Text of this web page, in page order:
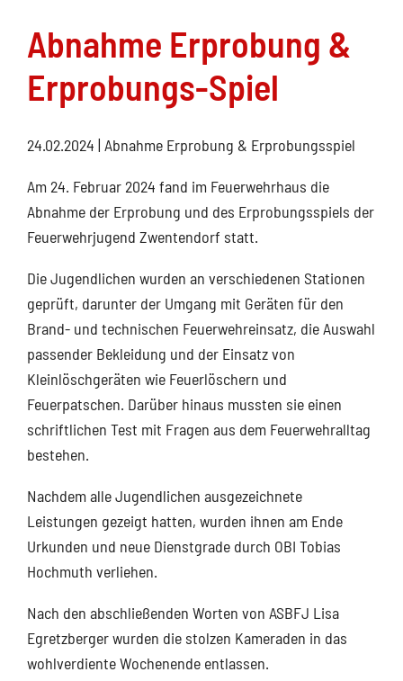
Abnahme Erprobung &
Erprobungs-Spiel
24.02.2024 | Abnahme Erprobung & Erprobungsspiel
Am 24. Februar 2024 fand im Feuerwehrhaus die
Abnahme der Erprobung und des Erprobungsspiels der
Feuerwehrjugend Zwentendorf statt.
Die Jugendlichen wurden an verschiedenen Stationen
geprüft, darunter der Umgang mit Geräten für den
Brand- und technischen Feuerwehreinsatz, die Auswahl
passender Bekleidung und der Einsatz von
Kleinlöschgeräten wie Feuerlöschern und
Feuerpatschen. Darüber hinaus mussten sie einen
schriftlichen Test mit Fragen aus dem Feuerwehralltag
bestehen.
Nachdem alle Jugendlichen ausgezeichnete
Leistungen gezeigt hatten, wurden ihnen am Ende
Urkunden und neue Dienstgrade durch OBI Tobias
Hochmuth verliehen.
Nach den abschließenden Worten von ASBFJ Lisa
Egretzberger wurden die stolzen Kameraden in das
wohlverdiente Wochenende entlassen.